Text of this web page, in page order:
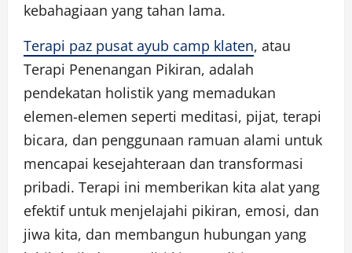
kebahagiaan yang tahan lama.
Terapi paz pusat ayub camp klaten, atau
Terapi Penenangan Pikiran, adalah
pendekatan holistik yang memadukan
elemen-elemen seperti meditasi, pijat, terapi
bicara, dan penggunaan ramuan alami untuk
mencapai kesejahteraan dan transformasi
pribadi. Terapi ini memberikan kita alat yang
efektif untuk menjelajahi pikiran, emosi, dan
jiwa kita, dan membangun hubungan yang